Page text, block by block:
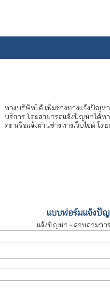
ทางบริษัทได้ เพิ่มช่องทางแจ้งปัญห
บริการ โดยสามารถแจ้งปัญหาได้ทา
ค่ะ หรือแจ้งผ่านช่างทางเว็บไซด์ โ
แบบฟอร์มแจ้งปั
แจ้งปัญหา - สอบถามกา